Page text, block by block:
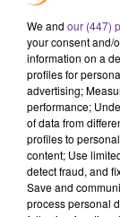
03 BALKIS
We and our (447)
your consent and/
information on a
profiles for
advertising;
performance;
of data from
profiles to
content; Use
detect fraud, and
Save and
process personal